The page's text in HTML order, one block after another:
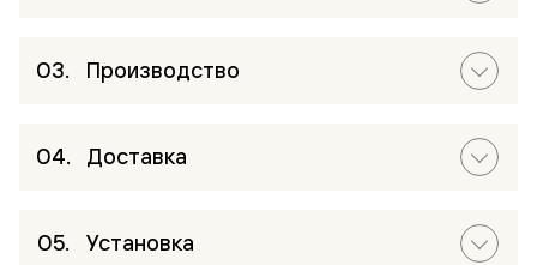
Производство
Доставка
Установка